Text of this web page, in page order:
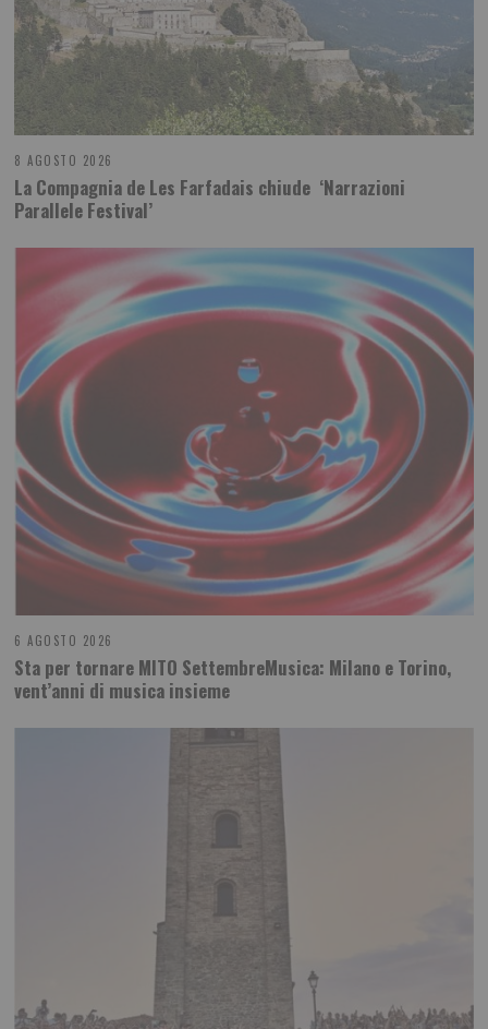
8 AGOSTO 2026
La Compagnia de Les Farfadais chiude ‘Narrazioni
Parallele Festival’
6 AGOSTO 2026
Sta per tornare MITO SettembreMusica: Milano e Torino,
vent’anni di musica insieme